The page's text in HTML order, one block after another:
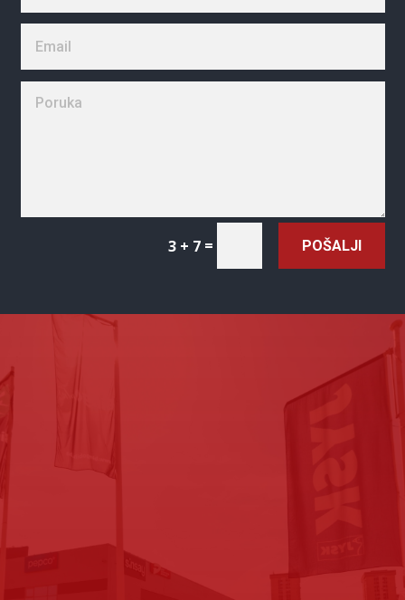
3 + 7= POŠALJI